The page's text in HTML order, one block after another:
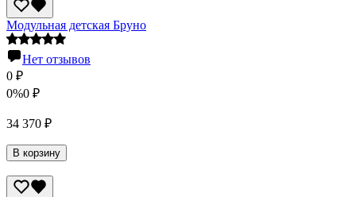
Модульная детская Бруно
Нет отзывов
0 ₽
0%0 ₽
34 370 ₽
В корзину